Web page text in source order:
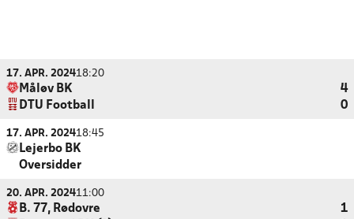
17. APR. 202418:20
Måløv BK
4
DTU Football
0
17. APR. 202418:45
Lejerbo BK
Oversidder
20. APR. 202411:00
B. 77, Rødovre
1